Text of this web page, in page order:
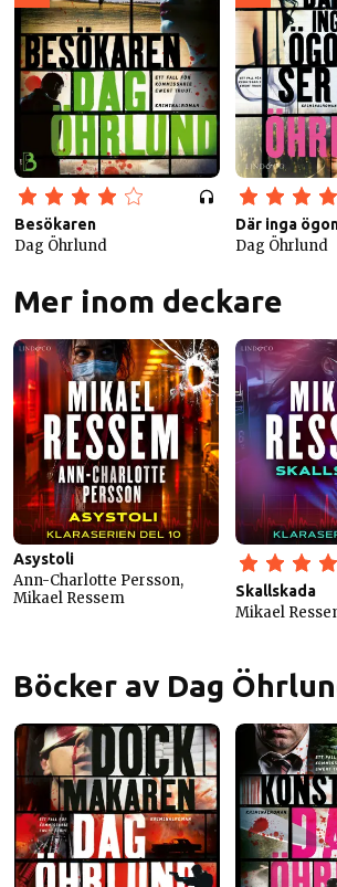
Besökaren
Dag Öhrlund
Där inga
Dag Öhrlund
Mer inom deckare
Asystoli
Ann-Charlotte Persson,
Mikael Ressem
Skallskada
Mikael
Böcker av Dag